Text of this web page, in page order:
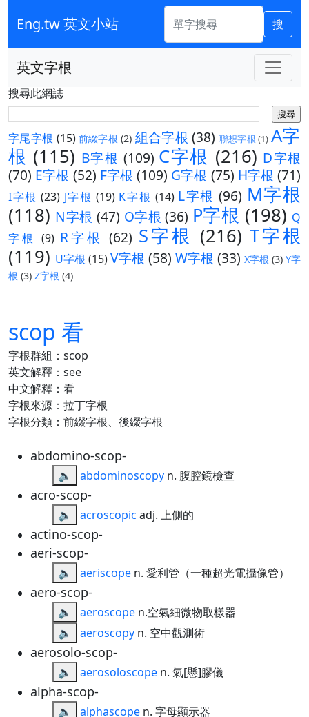
Eng.tw 英文小站 搜
英文字根
搜尋此網誌
字尾字根 (15) 前綴字根 (2) 組合字根 (38) 聯想字根 (1) A字
根 (115) B字根 (109) C字根 (216) D字根
(70) E字根 (52) F字根 (109) G字根 (75) H字根 (71)
I字根 (23) J字根 (19) K字根 (14) L字根 (96) M字根
(118) N字根 (47) O字根 (36) P字根 (198) Q
字根 (9) R字根 (62) S字根 (216) T字根
(119) U字根 (15)V字根 (58) W字根 (33) X字根 (3) Y字
根 (3) Z字根 (4)
scop 看
字根群組：scop
英文解釋：see
中文解釋：看
字根來源：拉丁字根
字根分類：前綴字根、後綴字根
abdomino-scop-
🔈 abdominoscopy n. 腹腔鏡檢查
acro-scop-
🔈 acroscopic adj. 上側的
actino-scop-
aeri-scop-
🔈 aeriscope n. 愛利管（一種超光電攝像管）
aero-scop-
🔈 aeroscope n.空氣細微物取樣器
🔈
aeroscopy n. 空中觀測術
aerosolo-scop-
🔈 aerosoloscope n. 氣[懸]膠儀
alpha-scop-
🔈 alphascope n. 字母顯示器